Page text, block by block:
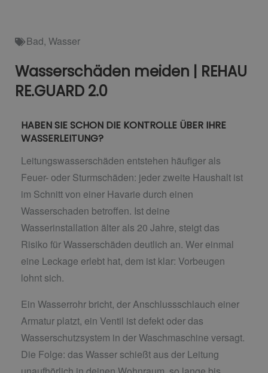
Bad, Wasser
Wasserschäden meiden | REHAU
RE.GUARD 2.0
HABEN SIE SCHON DIE KONTROLLE ÜBER IHRE
WASSERLEITUNG?
Leitungswasserschäden entstehen häufiger als
Feuer- oder Sturmschäden: jeder zweite Haushalt ist
im Schnitt von einer Havarie durch einen
Wasserschaden betroffen. Ist deine
Wasserinstallation älter als 20 Jahre, steigt das
Risiko für Wasserschäden deutlich an. Wer einmal
eine Leckage erlebt hat, dem ist klar: Vorbeugen
lohnt sich.
Ein Wasserrohr bricht, der Anschlussschlauch einer
Armatur platzt, ein Ventil ist defekt oder das
Wasserschutzsystem in der Waschmaschine versagt.
Die Folge: das Wasser schießt aus der Leitung